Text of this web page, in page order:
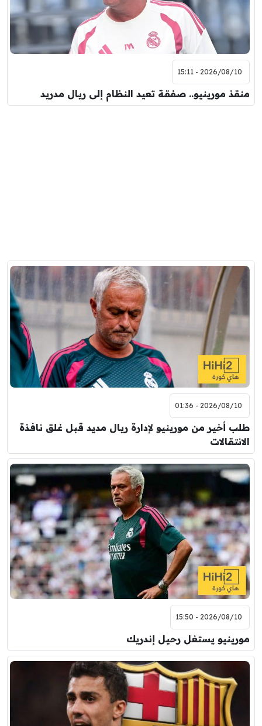
2026/08/10 - 15:11
منقذ مورينيو.. صفقة تعيد النظام إلى ريال مدريد
2026/08/10 - 01:36
طلب أخير من مورينيو لإدارة ريال مديد قبل غلق نافذة
الانتقالات
2026/08/10 - 15:50
مورينيو يستغل رحيل إندريك